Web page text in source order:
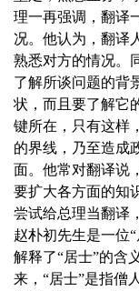
理一再强调，翻译
况。他认为，翻译
熟悉对方的情况。
了解所谈问题的背
状，而且要了解它
键所在，只有这样
的界线，乃至造成
面。他常对翻译说
要扩大各方面的知
尝试给总理当翻译
赵朴初先生是一位
解释了“居士”的含
来，“居士”是指僧